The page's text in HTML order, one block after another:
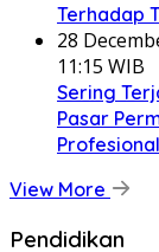
Terhadap
28
11:15 WIB
Sering
Pasar
Profesional
View More
Pendidikan